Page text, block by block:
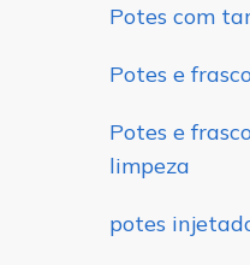
Potes com
Potes e
Potes e
limpeza
potes